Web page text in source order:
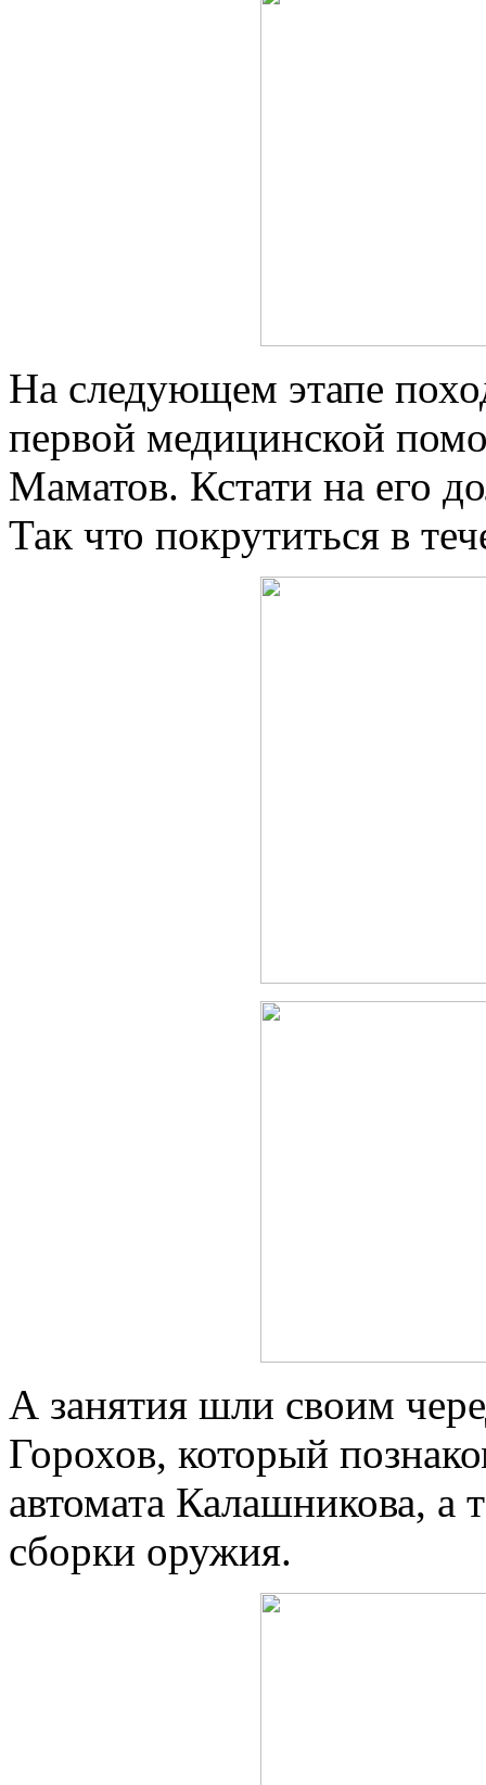
На следующем этапе
первой медицинской
Маматов. Кстати на его
Так что покрутиться в
А занятия шли своим
Горохов, который
автомата Калашникова, а
сборки оружия.